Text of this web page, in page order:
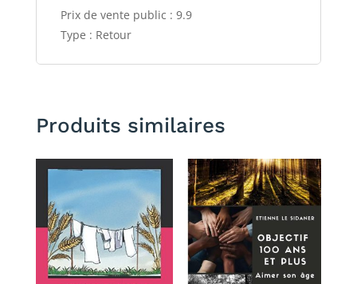
Prix de vente public : 9.9
Type : Retour
Produits similaires